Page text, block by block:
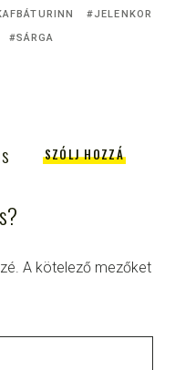
JELENKOR
SÁRGA
SZÓLJ HOZZÁ
A kötelező mezőket